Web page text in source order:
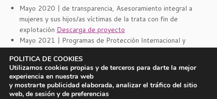
Mayo 2020 | de transparencia, Asesoramiento integral a
mujeres y sus hijos/as víctimas de la trata con fin de
explotación Descarga de proyecto
Mayo 2021 | Programas de Protección Internacional y
Aviso legal| Política de privacidad
POLITICA DE COOKIES
Utilizamos cookies propias y de terceros para darte la mejor
experiencia en nuestra web
y mostrarte publicidad elaborada, analizar el tráfico del sitio
web, de sesión y de preferencias